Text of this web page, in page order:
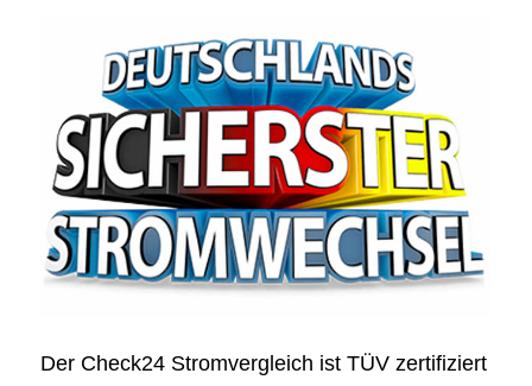
Der Check24 Stromvergleich ist TÜV zertifiziert